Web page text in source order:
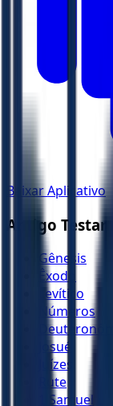
Baixar Aplicativo
Antigo
Gênesis
Êxodo
Levítico
Números
Josué
Juízes
Rute
1 Samuel